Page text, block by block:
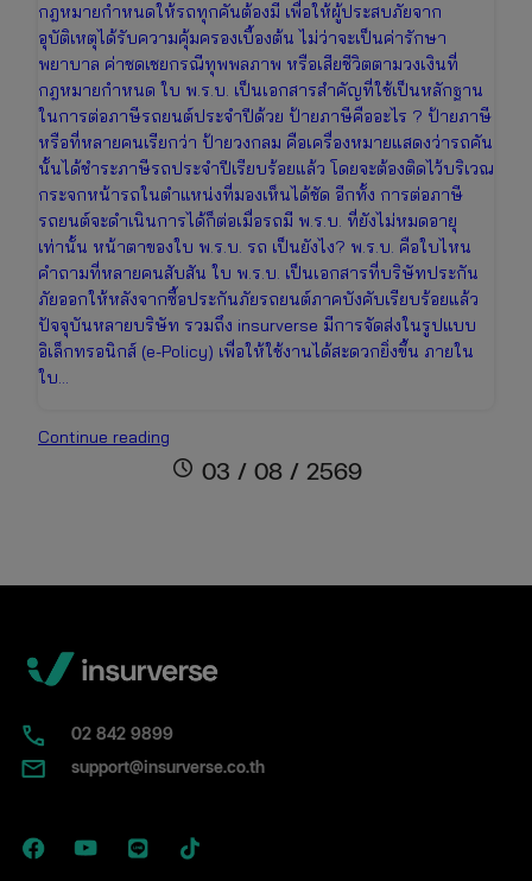
กฎหมายกำหนดให้รถทุกคันต้องมี เพื่อให้ผู้ประสบภัยจาก
อุบัติเหตุได้รับความคุ้มครองเบื้องต้น ไม่ว่าจะเป็นค่ารักษา
พยาบาล ค่าชดเชยกรณีทุพพลภาพ หรือเสียชีวิตตามวงเงินที่
กฎหมายกำหนด ใบ พ.ร.บ. เป็นเอกสารสำคัญที่ใช้เป็นหลักฐาน
ในการต่อภาษีรถยนต์ประจำปีด้วย ป้ายภาษีคืออะไร ? ป้ายภาษี
หรือที่หลายคนเรียกว่า ป้ายวงกลม คือเครื่องหมายแสดงว่ารถคัน
นั้นได้ชำระภาษีรถประจำปีเรียบร้อยแล้ว โดยจะต้องติดไว้บริเวณ
กระจกหน้ารถในตำแหน่งที่มองเห็นได้ชัด อีกทั้ง การต่อภาษี
รถยนต์จะดำเนินการได้ก็ต่อเมื่อรถมี พ.ร.บ. ที่ยังไม่หมดอายุ
เท่านั้น หน้าตาของใบ พ.ร.บ. รถ เป็นยังไง? พ.ร.บ. คือใบไหน
คำถามที่หลายคนสับสัน ใบ พ.ร.บ. เป็นเอกสารที่บริษัทประกัน
ภัยออกให้หลังจากซื้อประกันภัยรถยนต์ภาคบังคับเรียบร้อยแล้ว
ปัจจุบันหลายบริษัท รวมถึง insurverse มีการจัดส่งในรูปแบบ
อิเล็กทรอนิกส์ (e-Policy) เพื่อให้ใช้งานได้สะดวกยิ่งขึ้น ภายใน
ใบ…
Continue reading
พ.ร.บ.
แบบ
วิธี
กับ
ภาษี
schedule 03 / 08 / 2569
02​ 842 9899
support@insurverse.co.th